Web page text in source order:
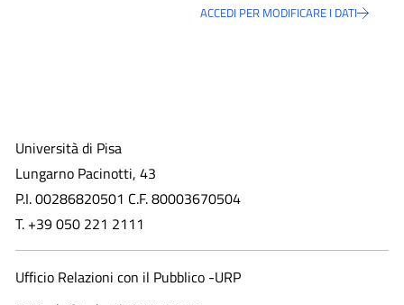
ACCEDI PER MODIFICARE I DATI
Università di Pisa
Lungarno Pacinotti, 43
P.I. 00286820501 C.F. 80003670504
T. +39 050 221 2111
Ufficio Relazioni con il Pubblico -URP